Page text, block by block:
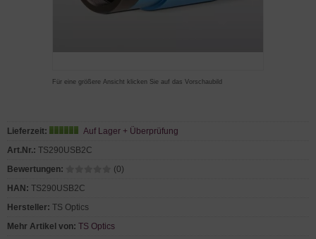
Für eine größere Ansicht klicken Sie auf das Vorschaubild
Lieferzeit:
Auf Lager + Überprüfung
Art.Nr.: TS290USB2C
Bewertungen:
(0)
HAN: TS290USB2C
Hersteller: TS Optics
Mehr Artikel von: TS Optics